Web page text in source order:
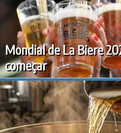
Mondial de La Biere
começar